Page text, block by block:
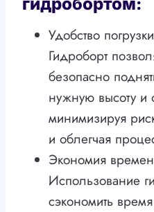
Удобство
Гидроборт
безопасно
нужную высоту и
минимизируя
и облегчая
Экономия
Использование
сэкономить